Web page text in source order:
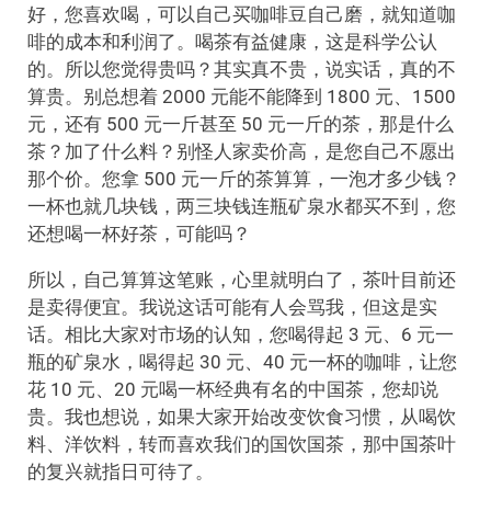
好，您喜欢喝，可以自己买咖啡豆自己磨，就知道咖
啡的成本和利润了。喝茶有益健康，这是科学公认
的。所以您觉得贵吗？其实真不贵，说实话，真的不
算贵。别总想着 2000 元能不能降到 1800 元、1500
元，还有 500 元一斤甚至 50 元一斤的茶，那是什么
茶？加了什么料？别怪人家卖价高，是您自己不愿出
那个价。您拿 500 元一斤的茶算算，一泡才多少钱？
一杯也就几块钱，两三块钱连瓶矿泉水都买不到，您
还想喝一杯好茶，可能吗？
所以，自己算算这笔账，心里就明白了，茶叶目前还
是卖得便宜。我说这话可能有人会骂我，但这是实
话。相比大家对市场的认知，您喝得起 3 元、6 元一
瓶的矿泉水，喝得起 30 元、40 元一杯的咖啡，让您
花 10 元、20 元喝一杯经典有名的中国茶，您却说
贵。我也想说，如果大家开始改变饮食习惯，从喝饮
料、洋饮料，转而喜欢我们的国饮国茶，那中国茶叶
的复兴就指日可待了。